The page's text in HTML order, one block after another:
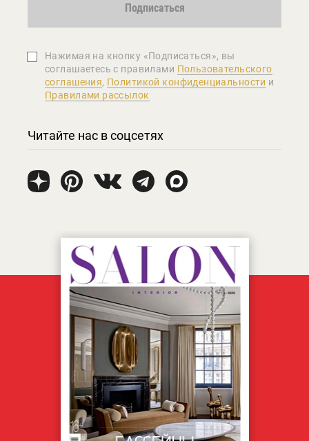
Подписаться
Нажимая на кнопку «Подписаться», вы
соглашаетеcь с правилами Пользовательского
соглашения, Политикой конфиденциальности и
Правилами рассылок
Читайте нас в соцсетях